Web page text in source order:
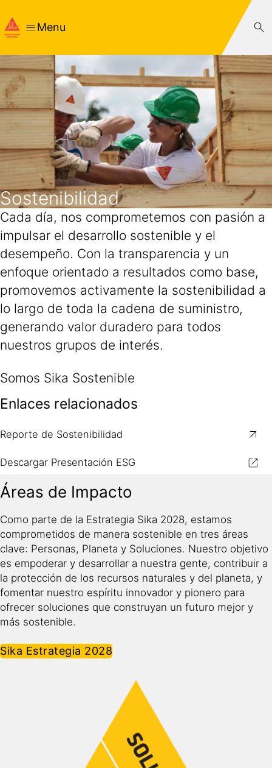
Menu
Sostenibilidad
Cada día, nos comprometemos con pasión a
impulsar el desarrollo sostenible y el
desempeño. Con la transparencia y un
enfoque orientado a resultados como base,
promovemos activamente la sostenibilidad a
lo largo de toda la cadena de suministro,
generando valor duradero para todos
nuestros grupos de interés.
Somos Sika Sostenible
Enlaces relacionados
Reporte de Sostenibilidad
Descargar Presentación ESG
Áreas de Impacto
Como parte de la Estrategia Sika 2028, estamos
comprometidos de manera sostenible en tres áreas
clave: Personas, Planeta y Soluciones. Nuestro objetivo
es empoderar y desarrollar a nuestra gente, contribuir a
la protección de los recursos naturales y del planeta, y
fomentar nuestro espíritu innovador y pionero para
ofrecer soluciones que construyan un futuro mejor y
más sostenible.
Sika Estrategia 2028